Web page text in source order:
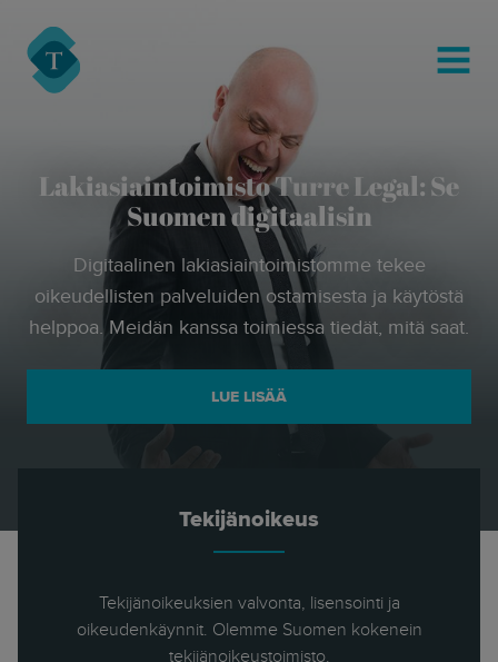
Turre Legal
MENU
Lakiasiaintoimisto Turre Legal: Se
Suomen digitaalisin
Digitaalinen lakiasiaintoimistomme tekee
oikeudellisten palveluiden ostamisesta ja käytöstä
helppoa. Meidän kanssa toimiessa tiedät, mitä saat.
LUE LISÄÄ
Tekijänoikeus
Tekijänoikeuksien valvonta, lisensointi ja
oikeudenkäynnit. Olemme Suomen kokenein
tekijänoikeustoimisto.